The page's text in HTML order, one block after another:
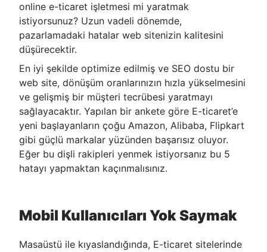
online e-ticaret işletmesi mi yaratmak
istiyorsunuz? Uzun vadeli dönemde,
pazarlamadaki hatalar web sitenizin kalitesini
düşürecektir.
En iyi şekilde optimize edilmiş ve SEO dostu bir
web site, dönüşüm oranlarınızın hızla yükselmesini
ve gelişmiş bir müşteri tecrübesi yaratmayı
sağlayacaktır. Yapılan bir ankete göre E-ticaret’e
yeni başlayanların çoğu Amazon, Alibaba, Flipkart
gibi güçlü markalar yüzünden başarısız oluyor.
Eğer bu dişli rakipleri yenmek istiyorsanız bu 5
hatayı yapmaktan kaçınmalısınız.
Mobil Kullanıcıları Yok Saymak
Masaüstü ile kıyaslandığında, E-ticaret sitelerinde